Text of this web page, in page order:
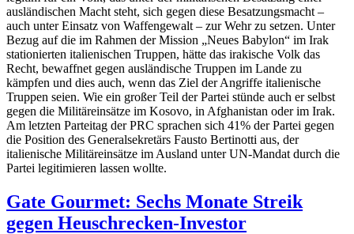
ausländischen Macht steht, sich gegen diese Besatzungsmacht –
auch unter Einsatz von Waffengewalt – zur Wehr zu setzen. Unter
Bezug auf die im Rahmen der Mission „Neues Babylon“ im Irak
stationierten italienischen Truppen, hätte das irakische Volk das
Recht, bewaffnet gegen ausländische Truppen im Lande zu
kämpfen und dies auch, wenn das Ziel der Angriffe italienische
Truppen seien. Wie ein großer Teil der Partei stünde auch er selbst
gegen die Militäreinsätze im Kosovo, in Afghanistan oder im Irak.
Am letzten Parteitag der PRC sprachen sich 41% der Partei gegen
die Position des Generalsekretärs Fausto Bertinotti aus, der
italienische Militäreinsätze im Ausland unter UN-Mandat durch die
Partei legitimieren lassen wollte.
Gate Gourmet: Sechs Monate Streik
gegen Heuschrecken-Investor